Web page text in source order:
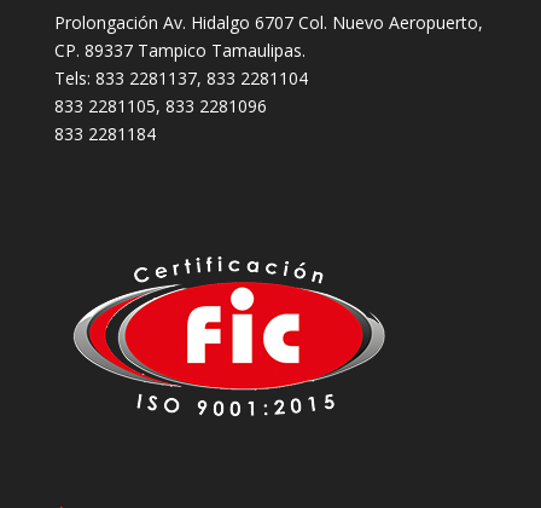
Prolongación Av. Hidalgo 6707 Col. Nuevo Aeropuerto,
CP. 89337 Tampico Tamaulipas.
Tels: 833 2281137, 833 2281104
833 2281105, 833 2281096
833 2281184